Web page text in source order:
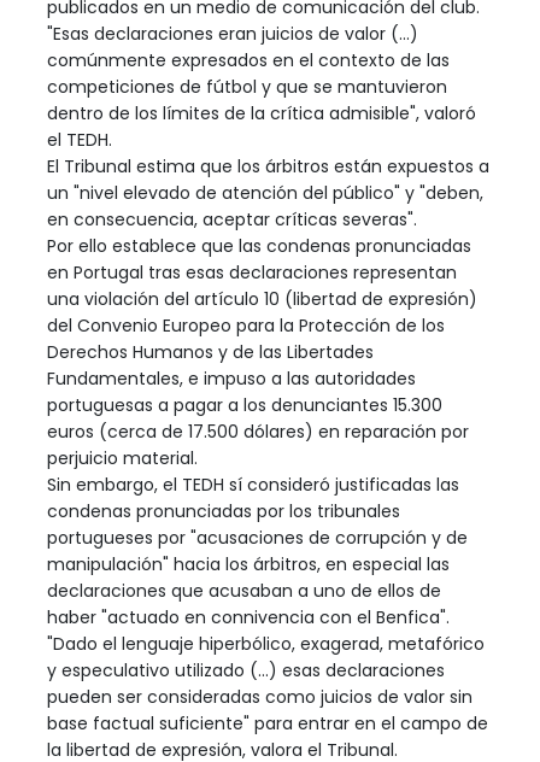
publicados en un medio de comunicación del club.
"Esas declaraciones eran juicios de valor (...)
comúnmente expresados en el contexto de las
competiciones de fútbol y que se mantuvieron
dentro de los límites de la crítica admisible", valoró
el TEDH.
El Tribunal estima que los árbitros están expuestos a
un "nivel elevado de atención del público" y "deben,
en consecuencia, aceptar críticas severas".
Por ello establece que las condenas pronunciadas
en Portugal tras esas declaraciones representan
una violación del artículo 10 (libertad de expresión)
del Convenio Europeo para la Protección de los
Derechos Humanos y de las Libertades
Fundamentales, e impuso a las autoridades
portuguesas a pagar a los denunciantes 15.300
euros (cerca de 17.500 dólares) en reparación por
perjuicio material.
Sin embargo, el TEDH sí consideró justificadas las
condenas pronunciadas por los tribunales
portugueses por "acusaciones de corrupción y de
manipulación" hacia los árbitros, en especial las
declaraciones que acusaban a uno de ellos de
haber "actuado en connivencia con el Benfica".
"Dado el lenguaje hiperbólico, exagerad, metafórico
y especulativo utilizado (...) esas declaraciones
pueden ser consideradas como juicios de valor sin
base factual suficiente" para entrar en el campo de
la libertad de expresión, valora el Tribunal.